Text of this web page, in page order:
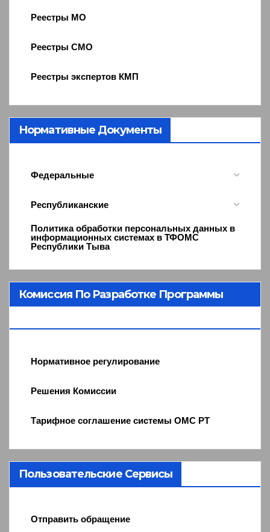
Реестры МО
Реестры СМО
Реестры экспертов КМП
Нормативные Документы
Федеральные
Республиканские
Политика обработки персональных данных в
информационных системах в ТФОМС
Республики Тыва
Комиссия По Разработке Программы
Нормативное регулирование
Решения Комиссии
Тарифное соглашение системы ОМС РТ
Пользовательские Сервисы
Отправить обращение